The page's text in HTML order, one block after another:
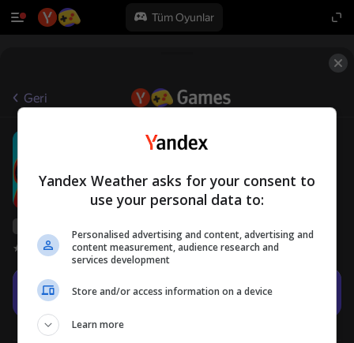
Tüm Oyunlar
Geri
Squid Game: Düello
Aksiyon oyunları
Arcade
4,2 Oyuncu değerlendirmeleri
Oyna
Yandex Weather asks for your consent to
use your personal data to:
Personalised advertising and content, advertising and
content measurement, audience research and
services development
Store and/or access information on a device
Learn more